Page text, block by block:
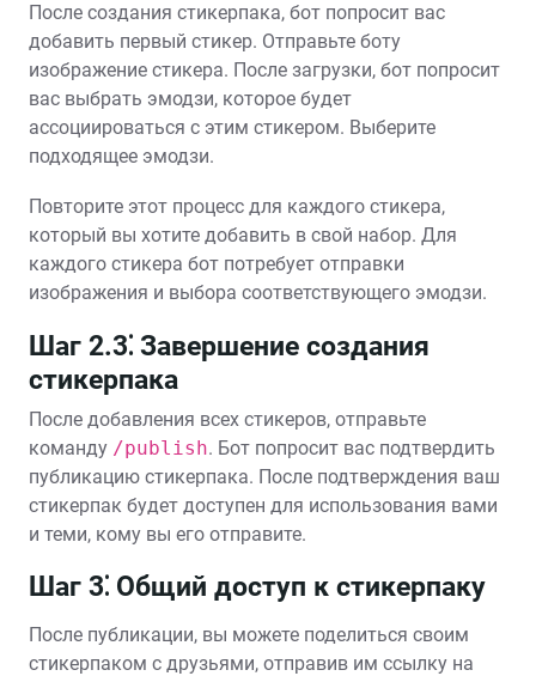
После создания стикерпака, бот попросит вас
добавить первый стикер. Отправьте боту
изображение стикера. После загрузки, бот попросит
вас выбрать эмодзи, которое будет
ассоциироваться с этим стикером. Выберите
подходящее эмодзи.
Повторите этот процесс для каждого стикера,
который вы хотите добавить в свой набор. Для
каждого стикера бот потребует отправки
изображения и выбора соответствующего эмодзи.
Шаг 2.3⁚ Завершение создания
стикерпака
После добавления всех стикеров, отправьте
команду /publish. Бот попросит вас подтвердить
публикацию стикерпака. После подтверждения ваш
стикерпак будет доступен для использования вами
и теми, кому вы его отправите.
Шаг 3⁚ Общий доступ к стикерпаку
После публикации, вы можете поделиться своим
стикерпаком с друзьями, отправив им ссылку на